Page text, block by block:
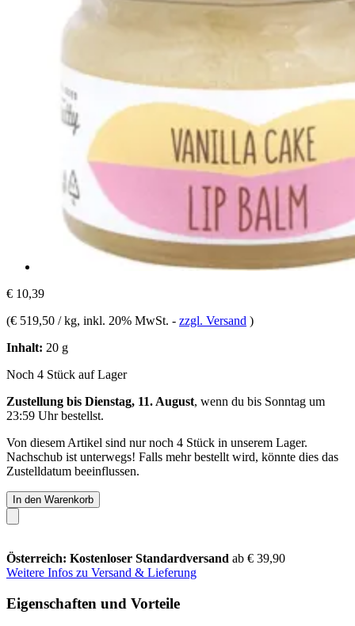
€ 10,39
(€ 519,50 / kg, inkl. 20% MwSt. - zzgl. Versand )
Inhalt: 20 g
Noch 4 Stück auf Lager
Zustellung bis Dienstag, 11. August, wenn du bis Sonntag um
23:59 Uhrbestellst.
Von diesem Artikel sind nur noch 4 Stück in unserem Lager.
Nachschub ist unterwegs! Falls mehr bestellt wird, könnte dies das
Zustelldatum beeinflussen.
In den Warenkorb
Österreich: Kostenloser Standardversand ab € 39,90
Weitere Infos zu Versand & Lieferung
Eigenschaften und Vorteile